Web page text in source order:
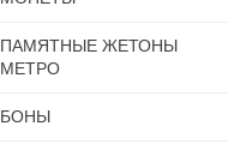
ПАМЯТНЫЕ ЖЕТОНЫ
МЕТРО
БОНЫ